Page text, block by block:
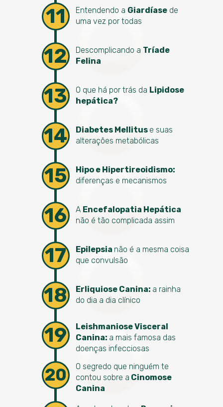
Entendendo a Giardíasede
uma vez por todas
Descomplicando a Tríade
Felina
11
12
O que há por trás da Lipidose
hepática?
Diabetes Mellitus e suas
alterações metabólicas
13
14
Hipo e Hipertireoidismo:
diferenças e mecanismos
A Encefalopatia Hepática
não é tão complicada assim
15
16
Epilepsia não é a mesma coisa
que convulsão
Erliquiose Canina: a rainha
do dia a dia clínico
17
18
Leishmaniose Visceral
Canina: a mais famosa das
doenças infecciosas
O segredo que ninguém te
contou sobre a Cinomose
Canina
19
20